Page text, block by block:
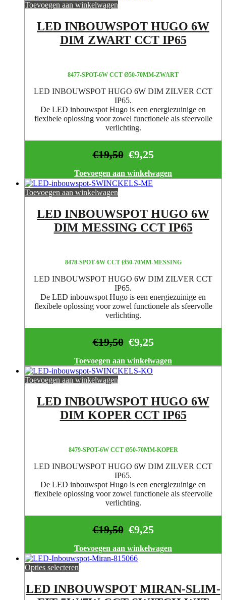
Toevoegen aan winkelwagen
LED INBOUWSPOT HUGO 6W
DIM ZWART CCT IP65
8477-SPOT-6W CCT Ø50-70MM-ZWART
LED INBOUWSPOT HUGO 6W DIM ZILVER CCT
IP65.
De LED inbouwspot Hugo is een energiezuinige en
flexibele oplossing voor zowel functionele als sfeervolle
verlichting.
€9,25
€19,50
Toevoegen aan winkelwagen
Toevoegen aan winkelwagen
LED INBOUWSPOT HUGO 6W
DIM MESSING CCT IP65
8478-SPOT-6W CCT Ø50-70MM-MESSING
LED INBOUWSPOT HUGO 6W DIM ZILVER CCT
IP65.
De LED inbouwspot Hugo is een energiezuinige en
flexibele oplossing voor zowel functionele als sfeervolle
verlichting.
€9,25
€19,50
Toevoegen aan winkelwagen
Toevoegen aan winkelwagen
LED INBOUWSPOT HUGO 6W
DIM KOPER CCT IP65
8479-SPOT-6W CCT Ø50-70MM-KOPER
LED INBOUWSPOT HUGO 6W DIM ZILVER CCT
IP65.
De LED inbouwspot Hugo is een energiezuinige en
flexibele oplossing voor zowel functionele als sfeervolle
verlichting.
€9,25
€19,50
Toevoegen aan winkelwagen
Opties selecteren
LED INBOUWSPOT MIRAN-SLIM-